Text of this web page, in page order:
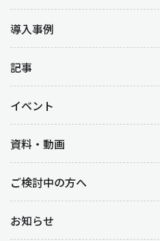
導入事例
記事
イベント
資料・動画
ご検討中の方へ
お知らせ